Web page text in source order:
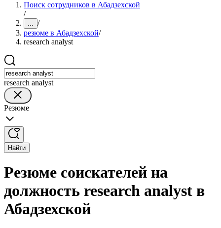
Поиск сотрудников в Абадзехской
/
... /
резюме в Абадзехской/
research analyst
research analyst
Резюме
Найти
Резюме соискателей на
должность research analyst в
Абадзехской